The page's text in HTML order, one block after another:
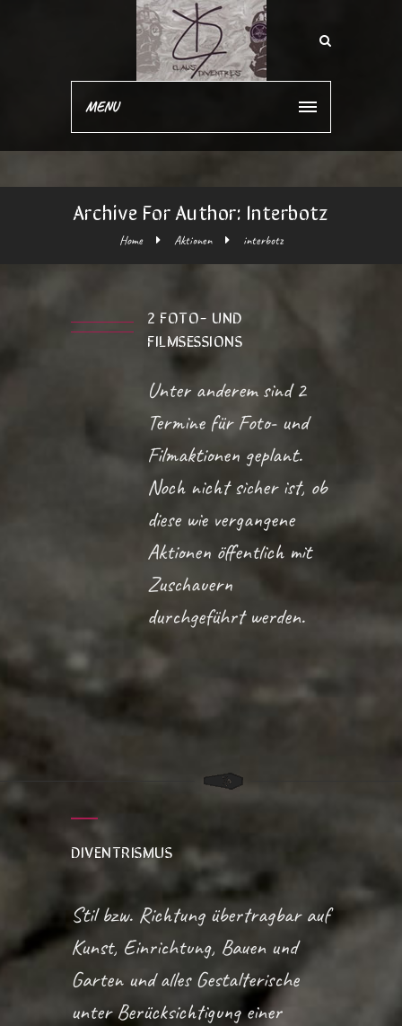
MENU
Archive For Author: Interbotz
Home Aktionen interbotz
2 FOTO- UND
FILMSESSIONS
Unter anderem sind 2
Termine für Foto- und
Filmaktionen geplant.
Noch nicht sicher ist, ob
diese wie vergangene
Aktionen öffentlich mit
Zuschauern
durchgeführt werden.
DIVENTRISMUS
Stil bzw. Richtung übertragbar auf
Kunst, Einrichtung, Bauen und
Garten und alles Gestalterische
unter Berücksichtigung einer